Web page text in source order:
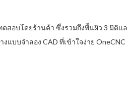
สอบโดยร้านค้า ซึ่งรวมถึงพื้นผิว 3 มิติแ
แบบจำลอง CAD ที่เข้าใจง่าย